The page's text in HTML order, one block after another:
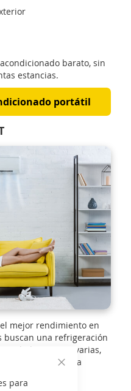
para
barato, sin
estancias.
portátil
mejor rendimiento en
buscan una refrigeración
unidad interior o varias,
de forma
en calefacción.